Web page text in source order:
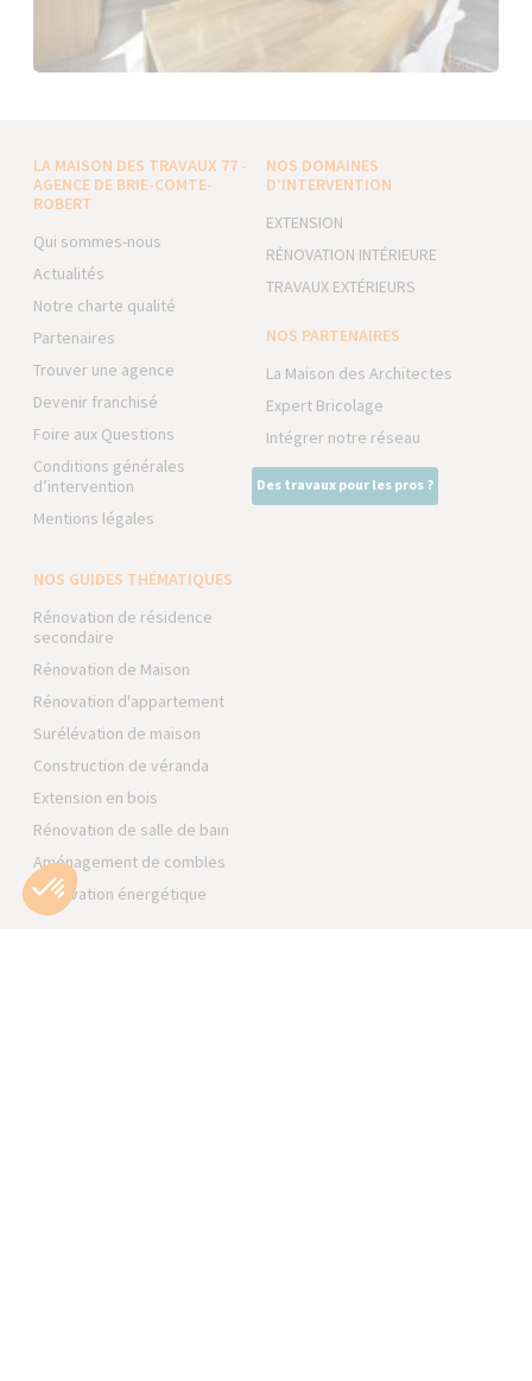
LA MAISON DES TRAVAUX 77 -
AGENCE DE BRIE-COMTE-
ROBERT
Qui sommes-nous
Actualités
Notre charte qualité
Partenaires
Trouver une agence
Devenir franchisé
Foire aux Questions
Conditions générales
d’intervention
Mentions légales
NOS DOMAINES
D’INTERVENTION
EXTENSION
RÉNOVATION INTÉRIEURE
TRAVAUX EXTÉRIEURS
NOS PARTENAIRES
La Maison des Architectes
Expert Bricolage
Intégrer notre réseau
Des travaux pour les pros ?
NOS GUIDES THÉMATIQUES
Rénovation de résidence
secondaire
Rénovation de Maison
Rénovation d'appartement
Surélévation de maison
Construction de véranda
Extension en bois
Rénovation de salle de bain
Aménagement de combles
Rénovation énergétique